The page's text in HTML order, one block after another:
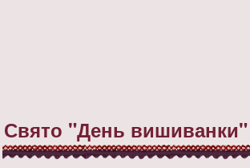
Свято "День вишиванки"